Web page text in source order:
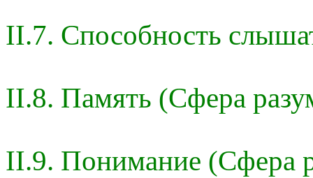
II.7. Способность
II.8. Память (Сфера
II.9. Понимание (Сфера